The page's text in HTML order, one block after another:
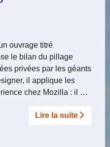
ouvrage titré
le bilan du pillage
privées par les géants
il applique les
chez Mozilla : il …
Lire la suite­­